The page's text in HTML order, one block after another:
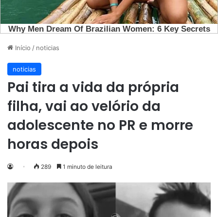
Início / noticias
noticias
Pai tira a vida da própria
filha, vai ao velório da
adolescente no PR e morre
horas depois
289 1 minuto de leitura